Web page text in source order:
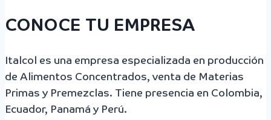
CONOCE TU EMPRESA
Italcol es una empresa especializada en producción
de Alimentos Concentrados, venta de Materias
Primas y Premezclas. Tiene presencia en Colombia,
Ecuador, Panamá y Perú.